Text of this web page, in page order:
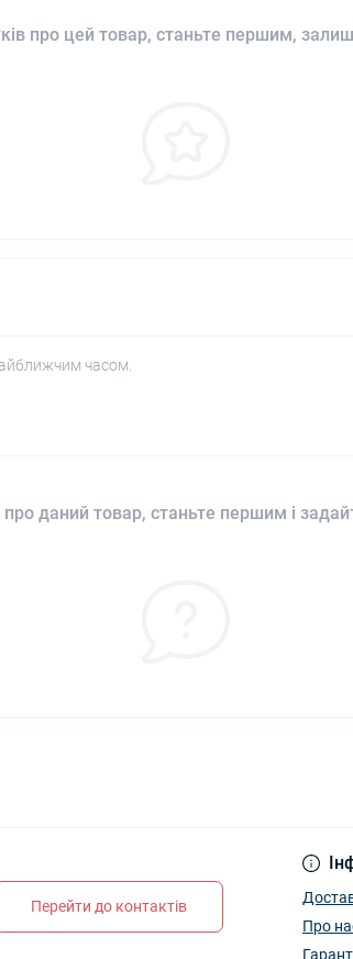
про цей товар, станьте першим,
часом.
даний товар, станьте першим і
Перейти до контактів
Про